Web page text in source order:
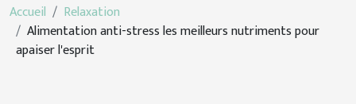
Accueil
Relaxation
Alimentation anti-stress les meilleurs nutriments pour
apaiser l'esprit